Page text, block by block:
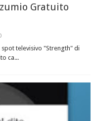
Gratuito
televisivo "Strength" di
ca...